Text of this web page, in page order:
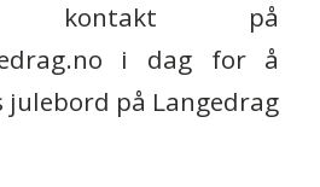
på
i dag for å
julebord på Langedrag